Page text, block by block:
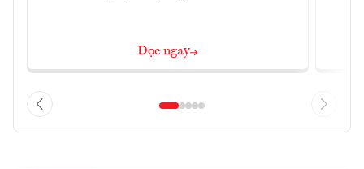
Đọc ngay